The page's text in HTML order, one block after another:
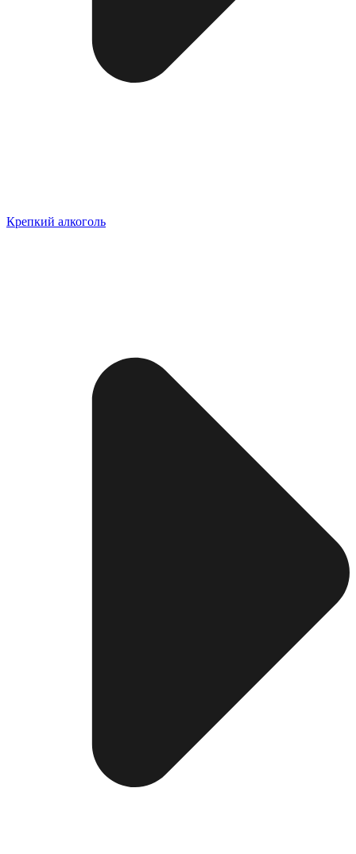
Крепкий алкоголь